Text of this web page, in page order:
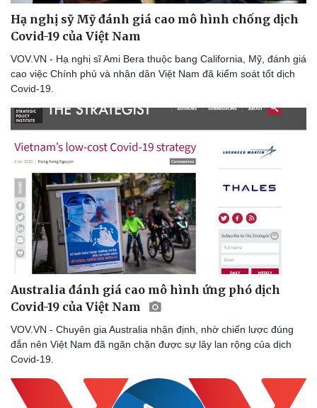
Hạ nghị sỹ Mỹ đánh giá cao mô hình chống dịch
Covid-19 của Việt Nam
VOV.VN - Hạ nghị sĩ Ami Bera thuộc bang California, Mỹ, đánh giá
cao việc Chính phủ và nhân dân Việt Nam đã kiểm soát tốt dịch
Covid-19.
Australia đánh giá cao mô hình ứng phó dịch
Covid-19 của Việt Nam
VOV.VN - Chuyên gia Australia nhận định, nhờ chiến lược đúng
đắn nên Việt Nam đã ngăn chặn được sự lây lan rộng của dịch
Covid-19.